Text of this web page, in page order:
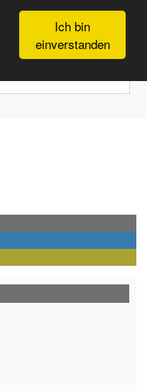
Ich bin
einverstanden